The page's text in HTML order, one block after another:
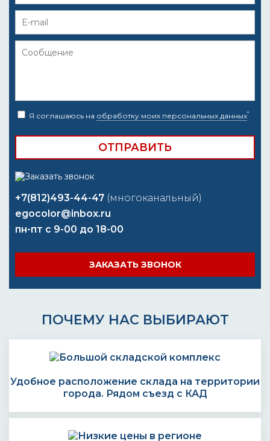
Я соглашаюсь на обработку моих персональных данных*
+7(812)493-44-47 (многоканальный)
egocolor@inbox.ru
пн-пт с 9-00 до 18-00
ЗАКАЗАТЬ ЗВОНОК
ПОЧЕМУ НАС ВЫБИРАЮТ
Удобное расположение склада на территории
города. Рядом съезд с КАД